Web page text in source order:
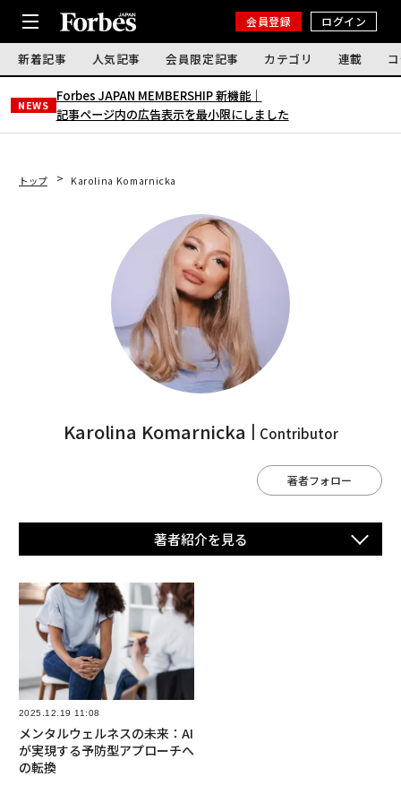
会員登録 ログイン
新着記事 人気記事 会員限定記事 カテゴリ 連載
NEWS
Forbes JAPAN MEMBERSHIP 新機能｜
記事ページ内の広告表示を最小限にしました
トップ Karolina Komarnicka
Karolina Komarnicka Contributor
著者フォロー
著者紹介を⾒る
2025.12.19 11:08
メンタルウェルネスの未来：AI
が実現する予防型アプローチへ
の転換